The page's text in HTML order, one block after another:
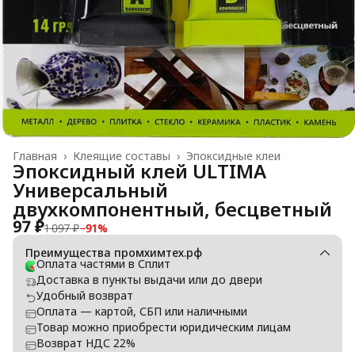
Эпоксидные клеи
Клеящие составы ›
Главная ›
Эпоксидный клей ULTIMA
Универсальный
двухкомпонентный, бесцветный
97 ₽1 097 ₽−91%
Преимущества промхимтех.рф
Оплата частями в Сплит
Доставка в пункты выдачи или до двери
Удобный возврат
Оплата — картой, СБП или наличными
Товар можно приобрести юридическим лицам
Возврат НДС 22%